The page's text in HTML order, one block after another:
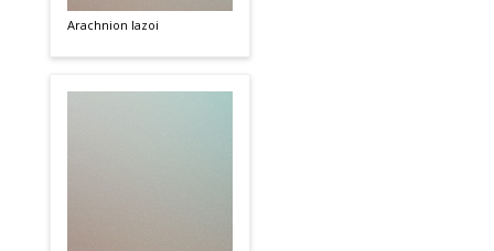
Arachnion lazoi